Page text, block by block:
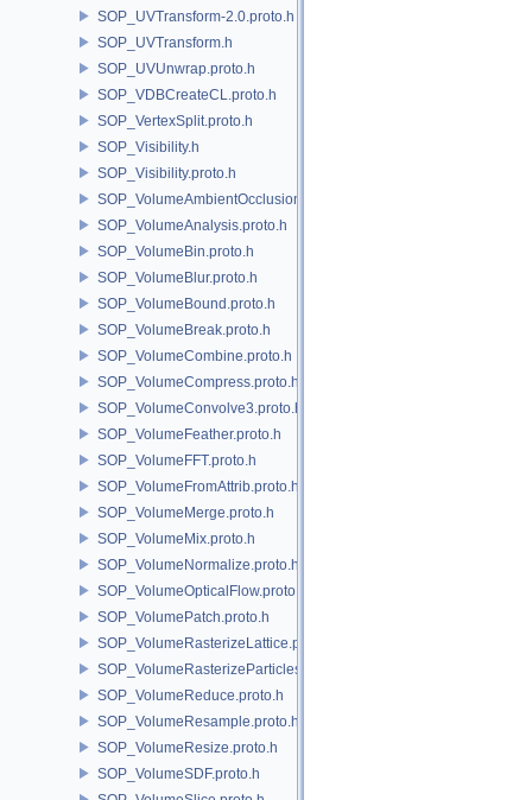
SOP_UVTransform-2.0.proto.h
SOP_UVTransform.h
SOP_UVUnwrap.proto.h
SOP_VDBCreateCL.proto.h
SOP_VertexSplit.proto.h
SOP_Visibility.h
SOP_Visibility.proto.h
SOP_VolumeAmbientOcclusion.proto.h
SOP_VolumeAnalysis.proto.h
SOP_VolumeBin.proto.h
SOP_VolumeBlur.proto.h
SOP_VolumeBound.proto.h
SOP_VolumeBreak.proto.h
SOP_VolumeCombine.proto.h
SOP_VolumeCompress.proto.h
SOP_VolumeConvolve3.proto.h
SOP_VolumeFeather.proto.h
SOP_VolumeFFT.proto.h
SOP_VolumeFromAttrib.proto.h
SOP_VolumeMerge.proto.h
SOP_VolumeMix.proto.h
SOP_VolumeNormalize.proto.h
SOP_VolumeOpticalFlow.proto.h
SOP_VolumePatch.proto.h
SOP_VolumeRasterizeLattice.proto.h
SOP_VolumeRasterizeParticles.proto.h
SOP_VolumeReduce.proto.h
SOP_VolumeResample.proto.h
SOP_VolumeResize.proto.h
SOP_VolumeSDF.proto.h